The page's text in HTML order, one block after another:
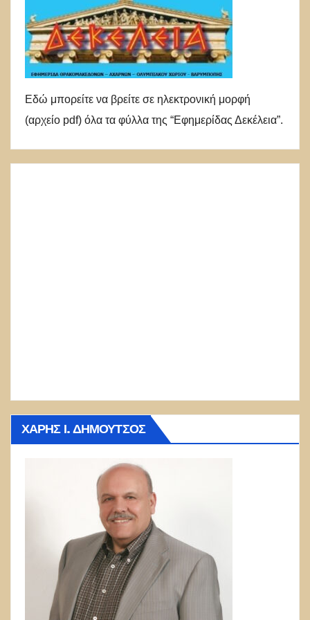
Εδώ μπορείτε να βρείτε σε ηλεκτρονική μορφή
(αρχείο pdf) όλα τα φύλλα της “Εφημερίδας Δεκέλεια”.
ΧΆΡΗΣ Ι. ΔΗΜΟΎΤΣΟΣ